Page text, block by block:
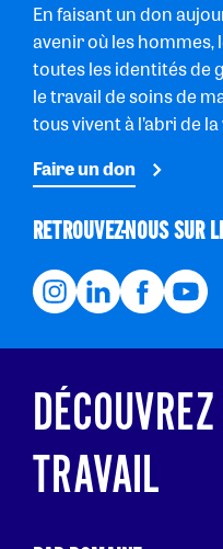
En faisant un don
avenir où les hommes,
toutes les identités de
le travail de soins de
tous vivent à l’abri de
Faire un don
RETROUVEZ-NOUS SUR
TRAVAIL